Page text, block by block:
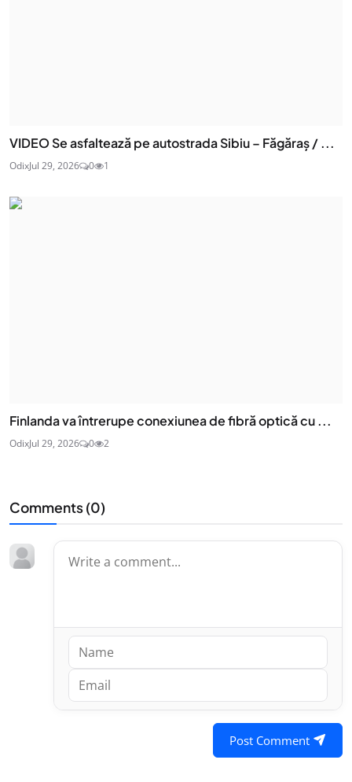
VIDEO Se asfaltează pe autostrada Sibiu – Făgăraș / ...
OdixJul 29, 2026 0 1
Finlanda va întrerupe conexiunea de fibră optică cu ...
OdixJul 29, 2026 0 2
Comments (0)
Post Comment